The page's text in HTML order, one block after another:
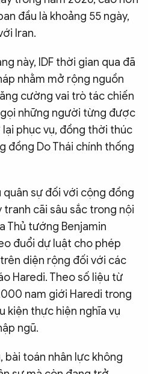
đầu là khoảng 55 ngày,
Iran.
này, IDF thời gian qua đã
nhằm mở rộng nguồn
cường vai trò tác chiến
những người từng được
phục vụ, đồng thời thúc
đồng Do Thái chính thống
quân sự đối với cộng đồng
cãi sâu sắc trong nội
Thủ tướng Benjamin
đuổi dự luật cho phép
diện rộng đối với các
Haredi. Theo số liệu từ
nam giới Haredi trong
kiện thực hiện nghĩa vụ
ngũ.
bài toán nhân lực không